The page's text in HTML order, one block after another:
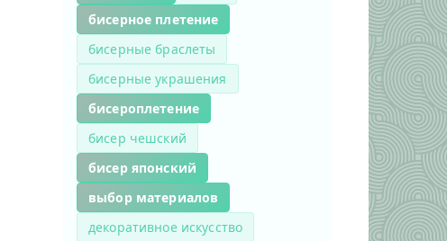
бисерное плетение
бисерные браслеты
бисерные украшения
бисероплетение
бисер чешский
бисер японский
выбор материалов
декоративное искусство